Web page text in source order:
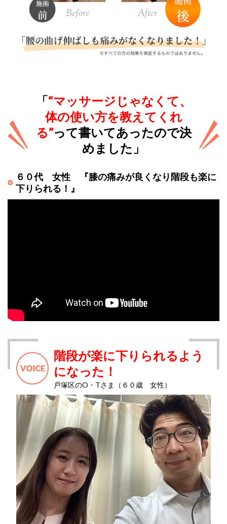
「“マッサージじゃなくて、
体の使い方を教えてくれ
る”って書いてあったので決
めました」
６０代 女性 『膝の痛みが良くなり階段も楽に
下りられる！』
階段が楽に下りられるよう
になった！
戸塚区のO・Tさま（６０歳 女性）